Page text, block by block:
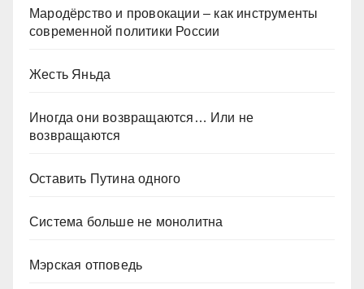
Мародёрство и провокации – как инструменты
современной политики России
Жесть Яньда
Иногда они возвращаются… Или не
возвращаются
Оставить Путина одного
Система больше не монолитна
Мэрская отповедь